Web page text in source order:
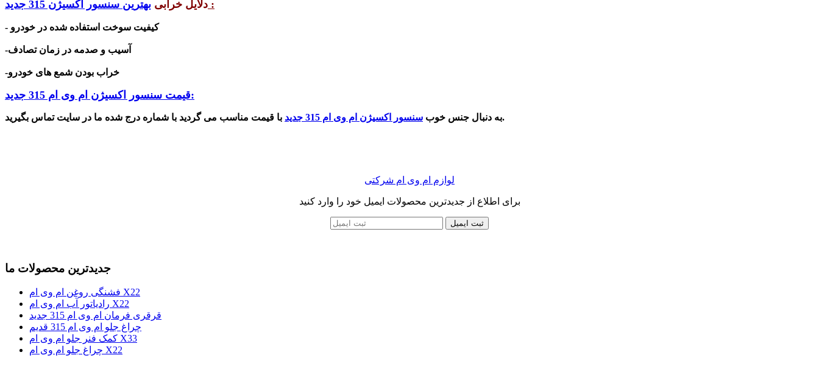
دلایل خرابی بهترین سنسور اکسیژن 315 جدید :
- کیفیت سوخت استفاده شده در خودرو
-آسیب و صدمه در زمان تصادف
قیمت سنسور اکسیژن ام وی ام 315 جدید:
به دنبال جنس خوب سنسور اکسیژن ام وی ام 315 جدید با قیمت مناسب می گردید با شماره درج شده ما در سایت تماس بگیرید.
لوازم ام وی ام شرکتی
برای اطلاع از جدیدترین محصولات ایمیل خود را وارد کنید
ثبت ایمیل
جدیدترین محصولات ما
فشنگی روغن ام وی ام X22
رادیاتور آب ام وی ام X22
قرقری فرمان ام وی ام 315 جدید
چراغ جلو ام وی ام 315 قدیم
کمک فنر جلو ام وی ام X33
چراغ جلو ام وی ام X22